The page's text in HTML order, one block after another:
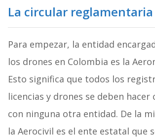
La circular reglamentaria
Para empezar, la entidad
los drones en Colombia es la
Esto significa que todos los
licencias y drones se deben hacer
con ninguna otra entidad. De la
la Aerocivil es el ente estatal que